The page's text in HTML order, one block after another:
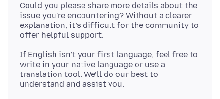
Could you please share more details about the
issue you're encountering? Without a clearer
explanation, it’s difficult for the community to
If English isn’t your first language, feel free to
write in your native language or use a
translation tool. We’ll do our best to